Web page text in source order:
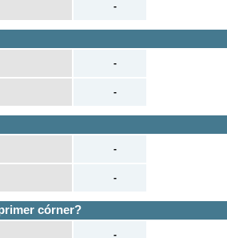
-
-
-
-
-
córner?
-